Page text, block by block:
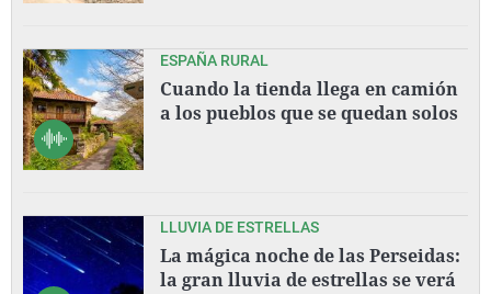
ESPAÑA RURAL
Cuando la tienda llega en camión
a los pueblos que se quedan solos
LLUVIA DE ESTRELLAS
La mágica noche de las Perseidas:
la gran lluvia de estrellas se verá